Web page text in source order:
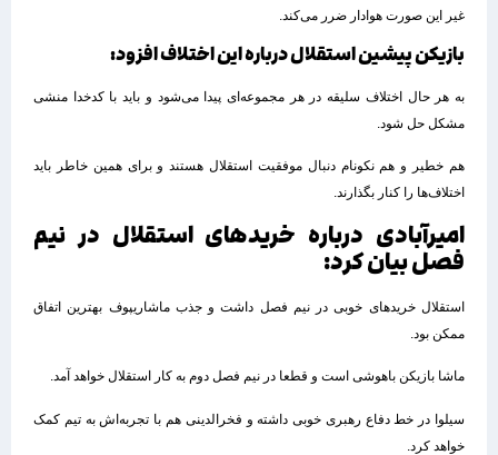
غیر این صورت هوادار ضرر می‌کند.
بازیکن پیشین استقلال درباره این اختلاف افزود:
به هر حال اختلاف سلیقه در هر مجموعه‌ای پیدا می‌شود و باید با کدخدا منشی
مشکل حل شود.
هم خطیر و هم نکونام دنبال موفقیت استقلال هستند و برای همین خاطر باید
اختلاف‌ها را کنار بگذارند.
امیرآبادی درباره خریدهای استقلال در نیم
فصل بیان کرد:
استقلال خریدهای خوبی در نیم فصل داشت و جذب ماشاریپوف بهترین اتفاق
ممکن بود.
ماشا بازیکن باهوشی است و قطعا در نیم فصل دوم به کار استقلال خواهد آمد.
سیلوا در خط دفاع رهبری خوبی داشته و فخرالدینی هم با تجربه‌اش به تیم کمک
خواهد کرد.